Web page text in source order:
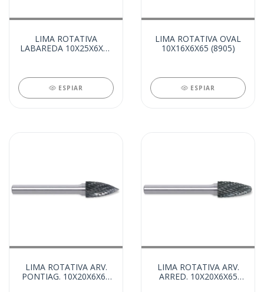
LIMA ROTATIVA
LABAREDA 10X25X6X65
ESPIAR
LIMA ROTATIVA OVAL
10X16X6X65 (8905)
ESPIAR
LIMA ROTATIVA ARV.
PONTIAG. 10X20X6X65
LIMA ROTATIVA ARV.
ARRED. 10X20X6X65